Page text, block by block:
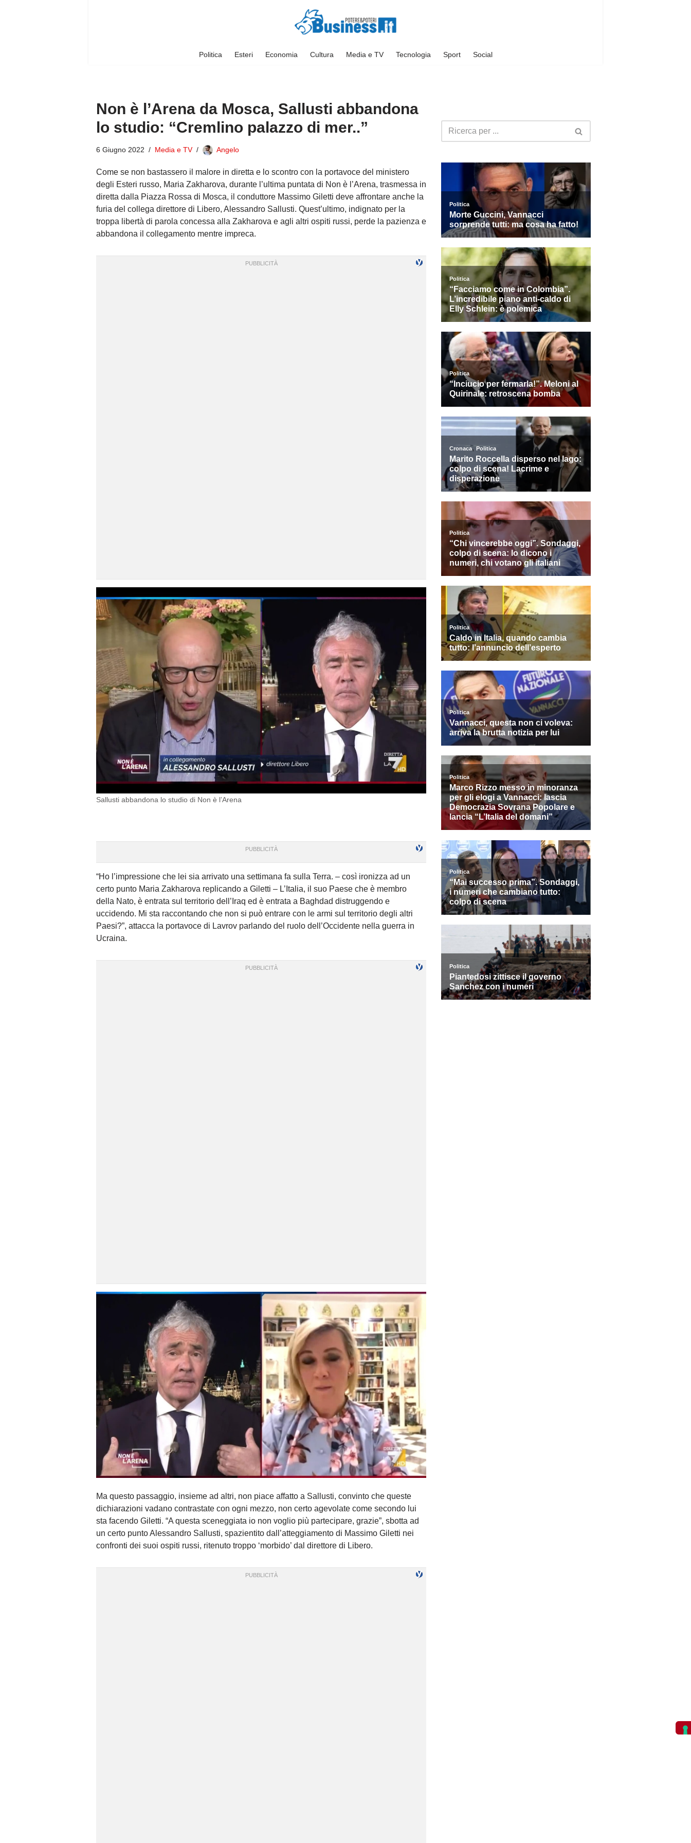
Politica Esteri Economia Cultura Media e TV Tecnologia Sport Social
Non è l’Arena da Mosca, Sallusti abbandona
lo studio: “Cremlino palazzo di mer..”
6 Giugno 2022 Media e TV Angelo
Come se non bastassero il malore in diretta e lo scontro con la portavoce del ministero
degli Esteri russo, Maria Zakharova, durante l’ultima puntata di Non è l’Arena, trasmessa in
diretta dalla Piazza Rossa di Mosca, il conduttore Massimo Giletti deve affrontare anche la
furia del collega direttore di Libero, Alessandro Sallusti. Quest’ultimo, indignato per la
troppa libertà di parola concessa alla Zakharova e agli altri ospiti russi, perde la pazienza e
abbandona il collegamento mentre impreca.
Sallusti abbandona lo studio di Non è l’Arena
“Ho l’impressione che lei sia arrivato una settimana fa sulla Terra. – così ironizza ad un
certo punto Maria Zakharova replicando a Giletti – L’Italia, il suo Paese che è membro
della Nato, è entrata sul territorio dell’Iraq ed è entrata a Baghdad distruggendo e
uccidendo. Mi sta raccontando che non si può entrare con le armi sul territorio degli altri
Paesi?”, attacca la portavoce di Lavrov parlando del ruolo dell’Occidente nella guerra in
Ucraina.
Ma questo passaggio, insieme ad altri, non piace affatto a Sallusti, convinto che queste
dichiarazioni vadano contrastate con ogni mezzo, non certo agevolate come secondo lui
sta facendo Giletti. “A questa sceneggiata io non voglio più partecipare, grazie”, sbotta ad
un certo punto Alessandro Sallusti, spazientito dall’atteggiamento di Massimo Giletti nei
confronti dei suoi ospiti russi, ritenuto troppo ‘morbido’ dal direttore di Libero.